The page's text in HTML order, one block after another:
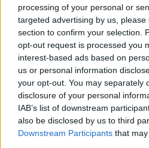
processing of your personal or
targeted advertising by us,
section to confirm your selection.
opt-out request is processed you
interest-based ads based on
us or personal information
your opt-out. You may separately
disclosure of your personal
IAB’s list of downstream
also be disclosed by us to third
Downstream Participants that